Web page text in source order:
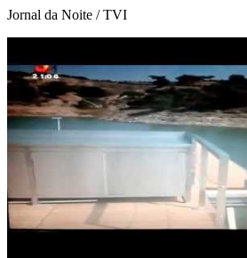
Jornal da Noite / TVI